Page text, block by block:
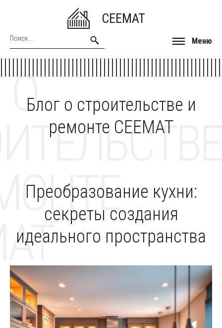
CEEMAT
Меню
Блог о строительстве и
ремонте CEEMAT
О
Преобразование кухни:
секреты создания
идеального пространства